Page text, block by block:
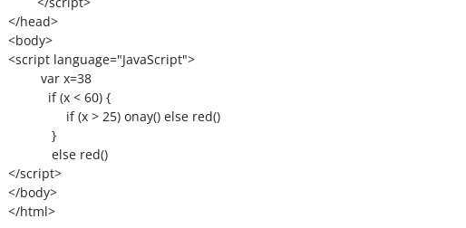
</head>
<body>
<script language="JavaScript">
var x=38
if (x < 60) {
if (x > 25) onay() else red()
}
else red()
</script>
</body>
</html>